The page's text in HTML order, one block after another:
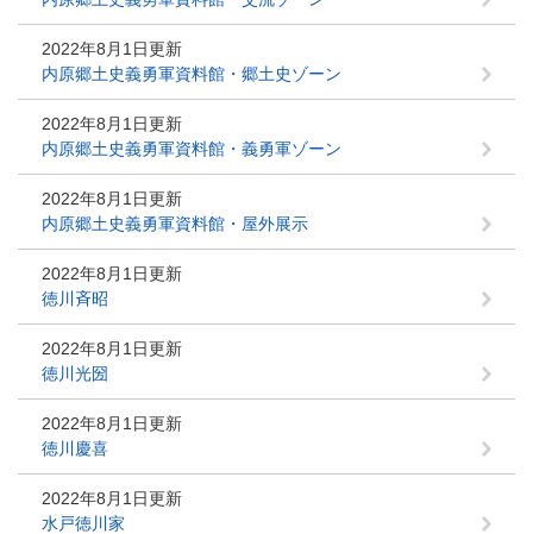
2022年8月1日更新
内原郷土史義勇軍資料館・郷土史ゾーン
2022年8月1日更新
内原郷土史義勇軍資料館・義勇軍ゾーン
2022年8月1日更新
内原郷土史義勇軍資料館・屋外展示
2022年8月1日更新
徳川斉昭
2022年8月1日更新
徳川光圀
2022年8月1日更新
徳川慶喜
2022年8月1日更新
水戸徳川家